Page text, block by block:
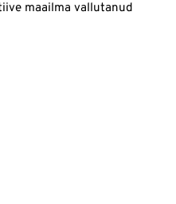
maailma vallutanud